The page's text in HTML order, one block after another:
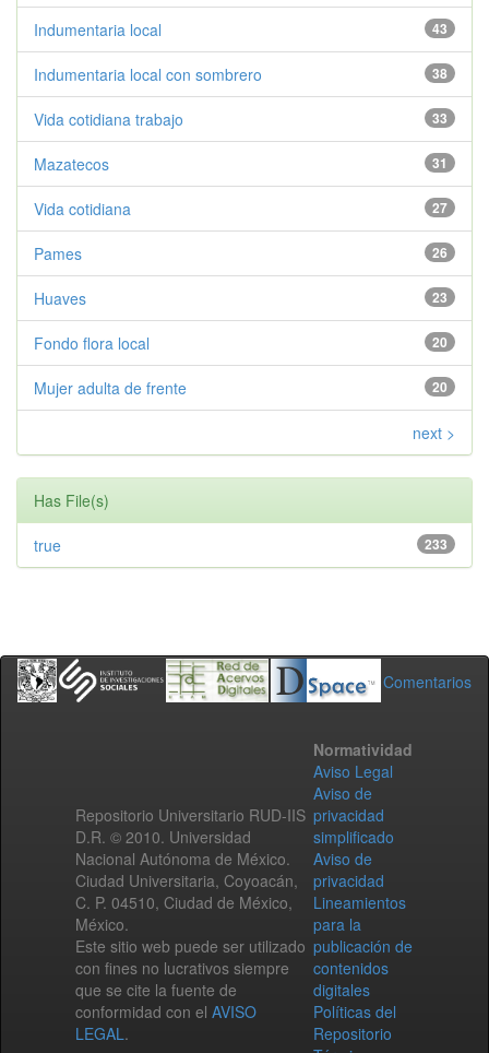
43
Indumentaria local
38
Indumentaria local con sombrero
33
Vida cotidiana trabajo
31
Mazatecos
27
Vida cotidiana
26
Pames
23
Huaves
20
Fondo flora local
20
Mujer adulta de frente
next >
Has File(s)
233
true
Comentarios
Repositorio Universitario RUD-IIS
D.R. © 2010. Universidad
Nacional Autónoma de México.
Ciudad Universitaria, Coyoacán,
C. P. 04510, Ciudad de México,
México.
Este sitio web puede ser utilizado
con fines no lucrativos siempre
que se cite la fuente de
conformidad con el AVISO
LEGAL.
Normatividad
Aviso Legal
Aviso de
privacidad
simplificado
Aviso de
privacidad
Lineamientos
para la
publicación de
contenidos
digitales
Políticas del
Repositorio